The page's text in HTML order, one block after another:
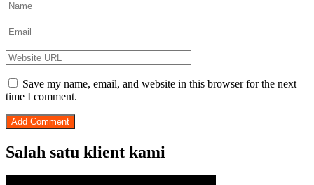
Save my name, email, and website in this browser for the next
time I comment.
Salah satu klient kami